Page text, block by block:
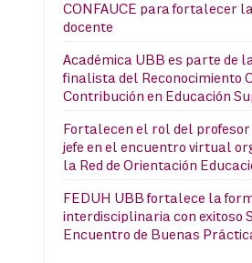
CONFAUCE para fortalecer
docente
Académica UBB es parte de
finalista del Reconocimiento
Contribución en Educación
Fortalecen el rol del profesor
jefe en el encuentro virtual
la Red de Orientación
FEDUH UBB fortalece la
interdisciplinaria con exitoso
Encuentro de Buenas